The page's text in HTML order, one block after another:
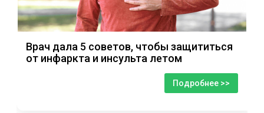
Врач дала 5 советов, чтобы защититься
от инфаркта и инсульта летом
Подробнее >>